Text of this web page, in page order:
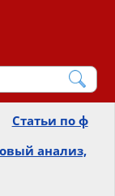
Статьи по ф
анализ,